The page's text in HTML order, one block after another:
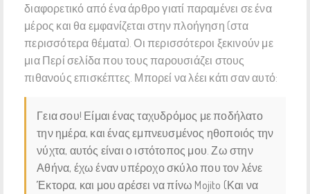
διαφορετικό από ένα άρθρο γιατί παραμένει σε ένα
μέρος και θα εμφανίζεται στην πλοήγηση (στα
περισσότερα θέματα). Οι περισσότεροι ξεκινούν με
μια Περί σελίδα που τους παρουσιάζει στους
πιθανούς επισκέπτες. Μπορεί να λέει κάτι σαν αυτό:
Γεια σου! Είμαι ένας ταχυδρόμος με ποδήλατο
την ημέρα, και ένας εμπνευσμένος ηθοποιός την
νύχτα, αυτός είναι ο ιστότοπος μου. Ζω στην
Αθήνα, έχω έναν υπέροχο σκύλο που τον λένε
Έκτορα, και μου αρέσει να πίνω Mojito (Και να